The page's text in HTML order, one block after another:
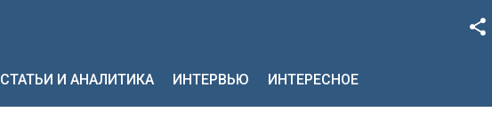
Google+
СТАТЬИ И АНАЛИТИКА ИНТЕРВЬЮ ИНТЕРЕСНОЕ